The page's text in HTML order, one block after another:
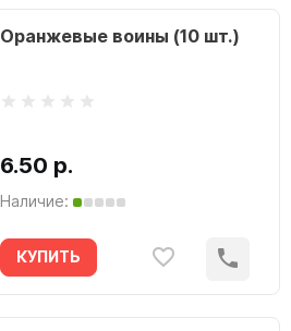
Оранжевые воины (10 шт.)
6.50 р.
Наличие:
КУПИТЬ